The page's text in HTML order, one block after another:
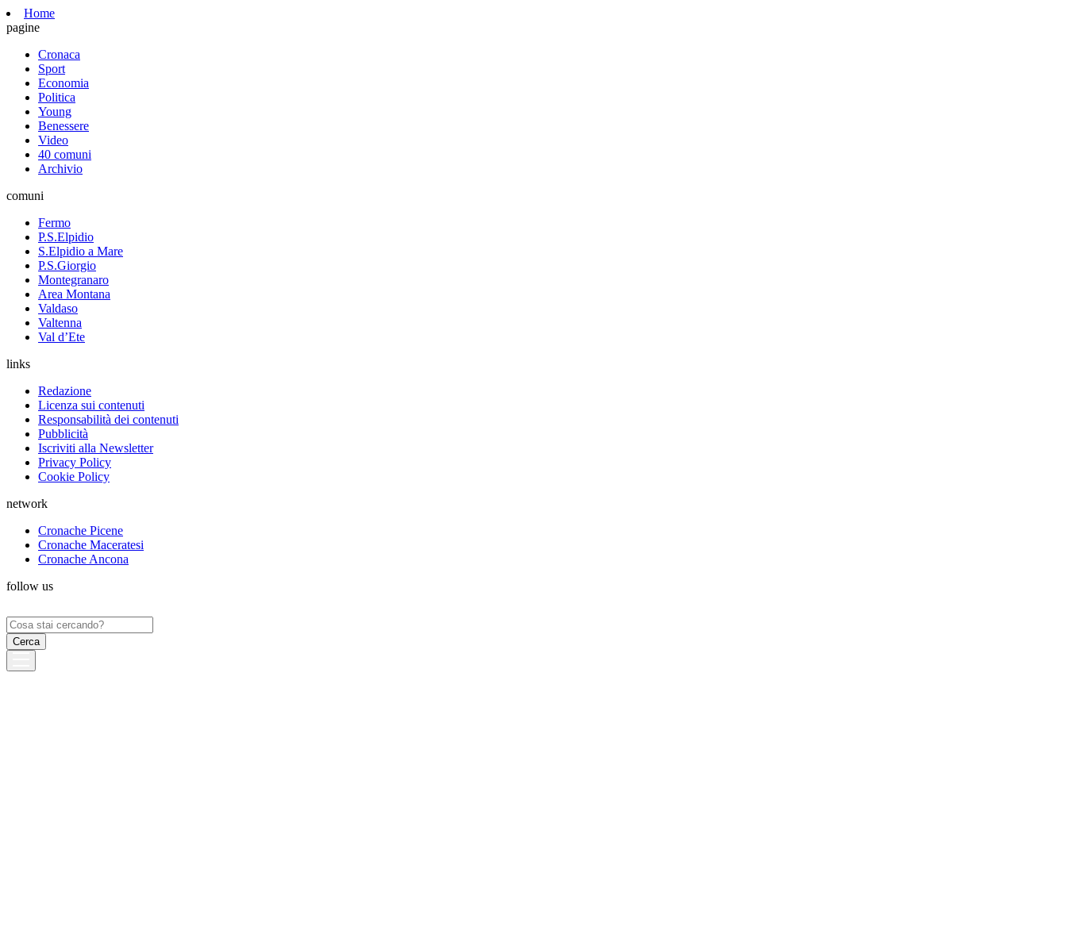
Home
pagine
Cronaca
Sport
Economia
Politica
Young
Benessere
Video
40 comuni
Archivio
comuni
Fermo
P.S.Elpidio
S.Elpidio a Mare
P.S.Giorgio
Montegranaro
Area Montana
Valdaso
Valtenna
Val d’Ete
links
Redazione
Licenza sui contenuti
Responsabilità dei contenuti
Pubblicità
Iscriviti alla Newsletter
Privacy Policy
Cookie Policy
network
Cronache Picene
Cronache Maceratesi
Cronache Ancona
follow us
Ricerca
per: